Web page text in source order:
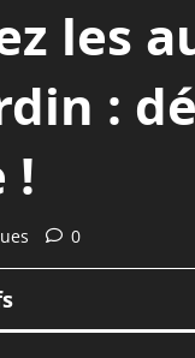
les
:
!
0